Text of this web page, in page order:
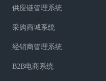
供应链管理系统
采购商城系统
经销商管理系统
B2B电商系统